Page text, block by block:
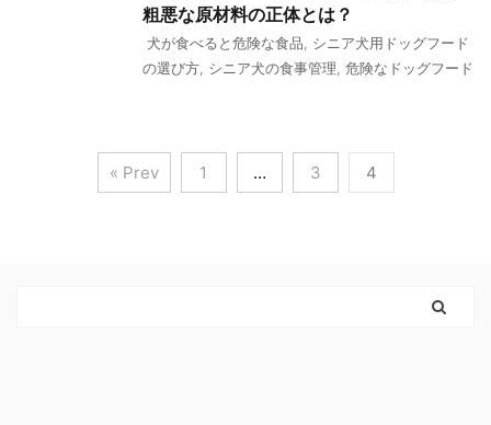
粗悪な原材料の正体とは？
犬が食べると危険な食品
シニア犬用ドッグフード
の選び方 シニア犬の食事管理 危険なドッグフード
« Prev 1 … 3 4